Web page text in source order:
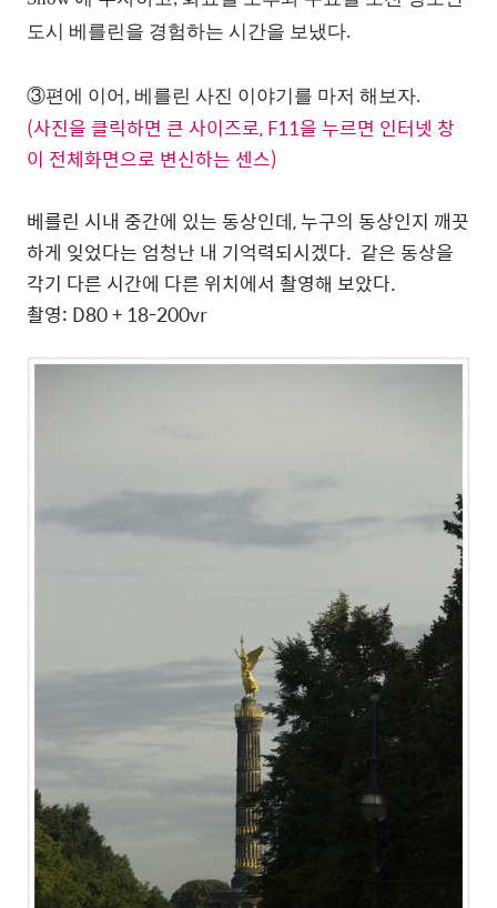
도시 베를린을 경험하는 시간을 보냈다.
③편에 이어, 베를린 사진 이야기를 마저 해보자.
(사진을 클릭하면 큰 사이즈로, F11을 누르면 인터넷 창
이 전체화면으로 변신하는 센스)
베를린 시내 중간에 있는 동상인데, 누구의 동상인지 깨끗
하게 잊었다는 엄청난 내 기억력되시겠다. 같은 동상을
각기 다른 시간에 다른 위치에서 촬영해 보았다.
촬영: D80 + 18-200vr